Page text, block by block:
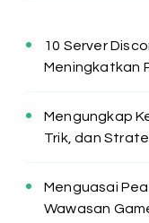
10 Server
Meningkatkan
Mengungkap
Trik, dan
Menguasai
Wawasan